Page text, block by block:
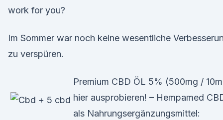
work for you?
Im Sommer war noch keine wesentliche
zu verspüren.
Premium CBD ÖL 5% (500mg /
hier ausprobieren! – Hempamed
als Nahrungsergänzungsmittel: